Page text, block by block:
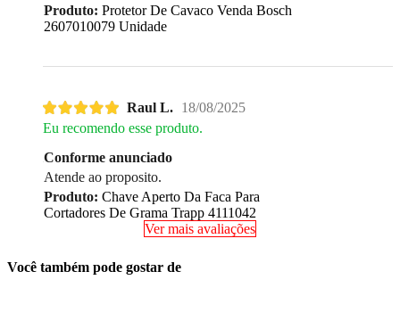
Produto: Protetor De Cavaco Venda Bosch
2607010079 Unidade
Raul L. 18/08/2025
Eu recomendo esse produto.
Conforme anunciado
Atende ao proposito.
Produto: Chave Aperto Da Faca Para
Cortadores De Grama Trapp 4111042
Ver mais avaliações
Você também pode gostar de